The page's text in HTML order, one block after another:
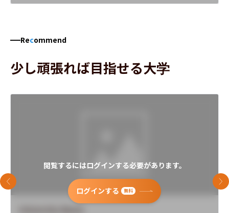
Recommend
少し頑張れば目指せる大学
閲覧するにはログインする必要があります。
ログインする 無料
前のスライド 次